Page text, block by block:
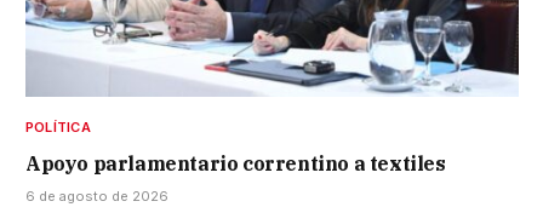
POLÍTICA
Apoyo parlamentario correntino a textiles
6 de agosto de 2026